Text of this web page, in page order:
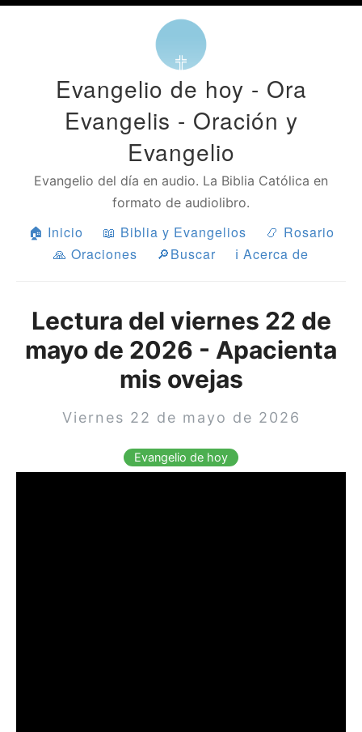
Evangelio de hoy - Ora
Evangelis - Oración y
Evangelio
Evangelio del día en audio. La Biblia Católica en
formato de audiolibro.
🏠 Inicio 📖 Biblia y Evangelios
📿 Rosario
🙏 Oraciones
🔎Buscar ℹ Acerca de
Lectura del viernes 22 de
mayo de 2026 - Apacienta
mis ovejas
Viernes 22 de mayo de 2026
Evangelio de hoy